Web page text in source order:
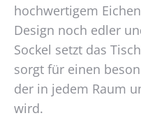
hochwertigem
Design noch edler
Sockel setzt das
sorgt für einen
der in jedem Raum
wird.